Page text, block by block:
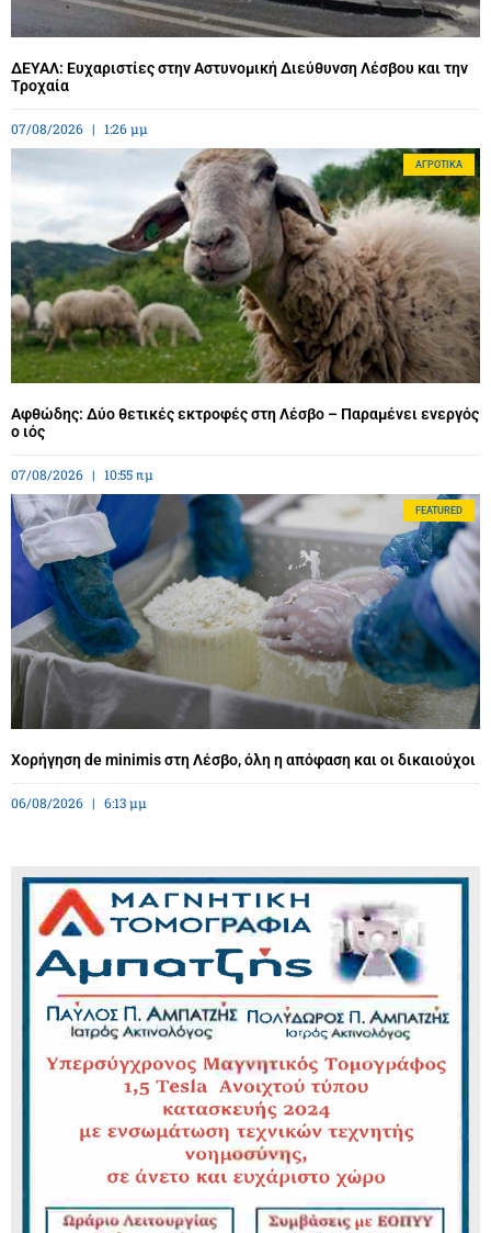
ΔΕΥΑΛ: Ευχαριστίες στην Αστυνομική Διεύθυνση Λέσβου και την
Τροχαία
07/08/2026 1:26 μμ
ΑΓΡΟΤΙΚΆ
Αφθώδης: Δύο θετικές εκτροφές στη Λέσβο – Παραμένει ενεργός
ο ιός
07/08/2026 10:55 πμ
FEATURED
Χορήγηση de minimis στη Λέσβο, όλη η απόφαση και οι δικαιούχοι
06/08/2026 6:13 μμ